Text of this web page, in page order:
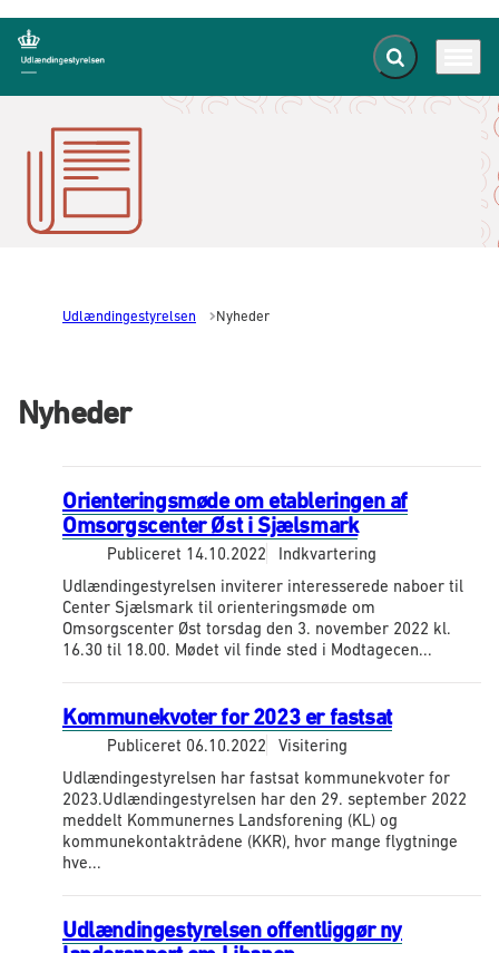
Gå til forsiden Fold søgefelt ud
Udlændingestyrelsen Nyheder
Nyheder
Orienteringsmøde om etableringen af
Omsorgscenter Øst i Sjælsmark
Publiceret 14.10.2022
Indkvartering
Udlændingestyrelsen inviterer interesserede naboer til
Center Sjælsmark til orienteringsmøde om
Omsorgscenter Øst torsdag den 3. november 2022 kl.
16.30 til 18.00. Mødet vil finde sted i Modtagecen...
Kommunekvoter for 2023 er fastsat
Publiceret 06.10.2022
Visitering
Udlændingestyrelsen har fastsat kommunekvoter for
2023.Udlændingestyrelsen har den 29. september 2022
meddelt Kommunernes Landsforening (KL) og
kommunekontaktrådene (KKR), hvor mange flygtninge
hve...
Udlændingestyrelsen offentliggør ny